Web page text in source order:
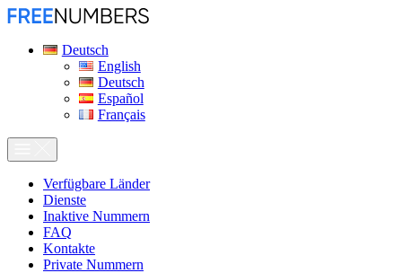
Deutsch
English
Deutsch
Español
Français
Verfügbare Länder
Dienste
Inaktive Nummern
FAQ
Kontakte
Private Nummern